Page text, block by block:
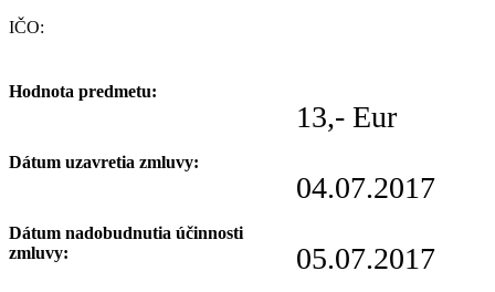
IČO:
Hodnota predmetu:
13,- Eur
Dátum uzavretia zmluvy:
04.07.2017
Dátum nadobudnutia účinnosti
zmluvy:
05.07.2017